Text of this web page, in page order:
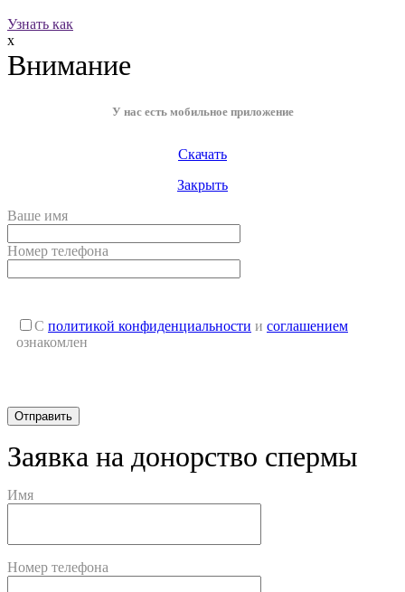
Узнать как
x
Внимание
У нас есть мобильное приложение
Скачать
Закрыть
Ваше имя
Номер телефона
С политикой конфиденциальности и соглашением
ознакомлен
Заявка на донорство спермы
Имя
Номер телефона